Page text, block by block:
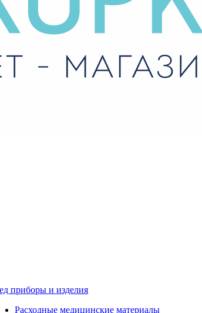
приборы и изделия
Расходные медицинские материалы